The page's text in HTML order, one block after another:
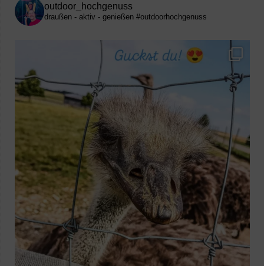
outdoor_hochgenuss
draußen - aktiv - genießen #outdoorhochgenuss